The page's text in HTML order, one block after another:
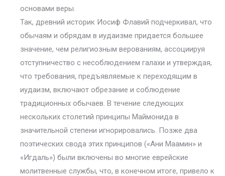
основами веры.
Так, древний историк Иосиф Флавий подчеркивал, что
обычаям и обрядам в иудаизме придается большее
значение, чем религиозным верованиям, ассоциируя
отступничество с несоблюдением галахи и утверждая,
что требования, предъявляемые к переходящим в
иудаизм, включают обрезание и соблюдение
традиционных обычаев. В течение следующих
нескольких столетий принципы Маймонида в
значительной степени игнорировались. Позже два
поэтических свода этих принципов («Ани Маамин» и
«Игдаль») были включены во многие еврейские
молитвенные службы, что, в конечном итоге, привело к